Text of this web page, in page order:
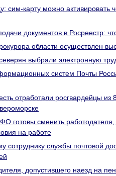
сим-карту можно активировать
документов в Росреестр:
области осуществлен
выбрали электронную
систем Почты
отработали росгвардейцы из
готовы сменить
на работе
сотруднику службы почтовой
допустившего наезд на